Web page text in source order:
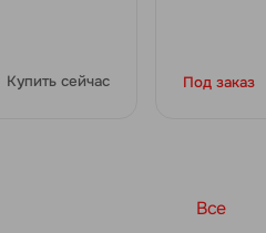
Купить сейчас Под заказ
Все